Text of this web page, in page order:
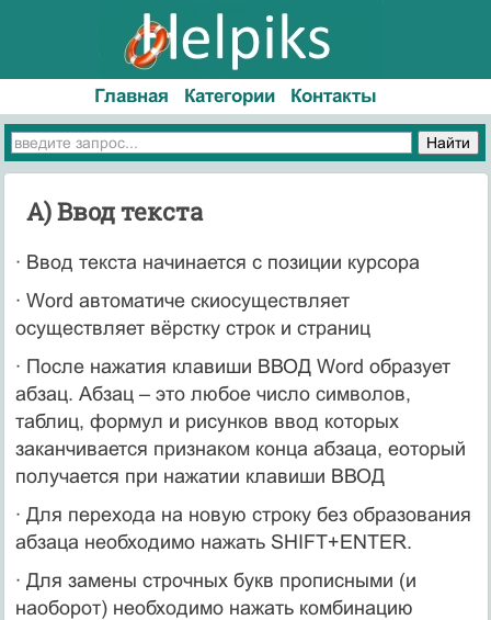
Главная Категории Контакты
А) Ввод текста
· Ввод текста начинается с позиции курсора
· Word автоматиче скиосуществляет
осуществляет вёрстку строк и страниц
· После нажатия клавиши ВВОД Word образует
абзац. Абзац – это любое число символов,
таблиц, формул и рисунков ввод которых
заканчивается признаком конца абзаца, еоторый
получается при нажатии клавиши ВВОД
· Для перехода на новую строку без образования
абзаца необходимо нажать SHIFT+ENTER.
· Для замены строчных букв прописными (и
наоборот) необходимо нажать комбинацию